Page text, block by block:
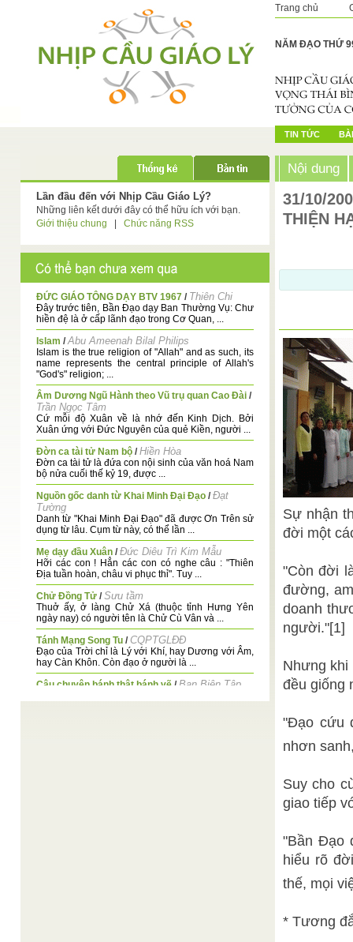
Trang chủ
NĂM ĐẠO THỨ
TIN TỨC
Lần đầu đến với Nhịp Cầu Giáo Lý?
Những liên kết dưới đây có thể hữu ích với bạn.
Giới thiệu chung
Chức năng RSS
ĐỨC GIÁO TÔNG DẠY BTV 1967 / Thiên Chi
Đây trước tiên, Bần Đạo dạy Ban Thường Vụ: Chư
hiền đệ là ở cấp lãnh đạo trong Cơ Quan, ...
Islam /Abu Ameenah Bilal Philips
Islam is the true religion of "Allah" and as such, its
name represents the central principle of Allah's
"God's" religion; ...
Âm Dương Ngũ Hành theo Vũ trụ quan Cao Đài /
Trần Ngọc Tâm
Cứ mỗi độ Xuân về là nhớ đến Kinh Dịch. Bởi
Xuân ứng với Đức Nguyên của quẻ Kiền, người ...
Đờn ca tài tử Nam bộ /Hiền Hòa
Đờn ca tài tử là đứa con nội sinh của văn hoá Nam
bộ nửa cuối thế kỷ 19, được ...
Nguồn gốc danh từ Khai Minh Đại Đạo /Đạt
Tường
Danh từ "Khai Minh Đại Đạo" đã được Ơn Trên sử
dụng từ lâu. Cụm từ này, có thể lần ...
Mẹ dạy đầu Xuân /Đức Diêu Trì Kim Mẫu
Hỡi các con ! Hẳn các con có nghe câu : "Thiên
Địa tuần hoàn, châu vi phục thỉ". Tuy ...
Chử Đồng Tử /Sưu tầm
Thuở ấy, ở làng Chử Xá (thuộc tỉnh Hưng Yên
ngày nay) có người tên là Chử Cù Vân và ...
Tánh Mạng Song Tu /CQPTGLĐĐ
Đạo của Trời chỉ là Lý với Khí, hay Dương với Âm,
hay Càn Khôn. Còn đạo ở người là ...
Câu chuyện bánh thật bánh vẽ / Ban Biên Tập
Nội dung
31/10/
THIỆN
Sự nhận
đời một
"Còn đời
đường,
doanh
người."[1]
Nhưng
đều giống
"Đạo cứu
nhơn
Suy cho
giao tiếp
"Bần Đạo
hiểu rõ
thế, mọi
* Tương